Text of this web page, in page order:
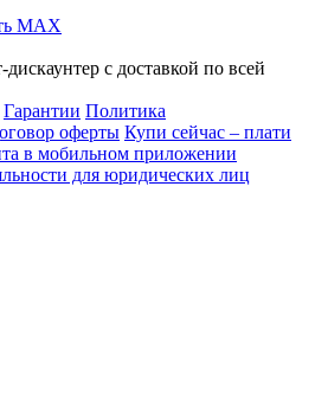
MAX
с доставкой по всей
Гарантии Политика
оферты Купи сейчас – плати
в мобильном приложении
для юридических лиц